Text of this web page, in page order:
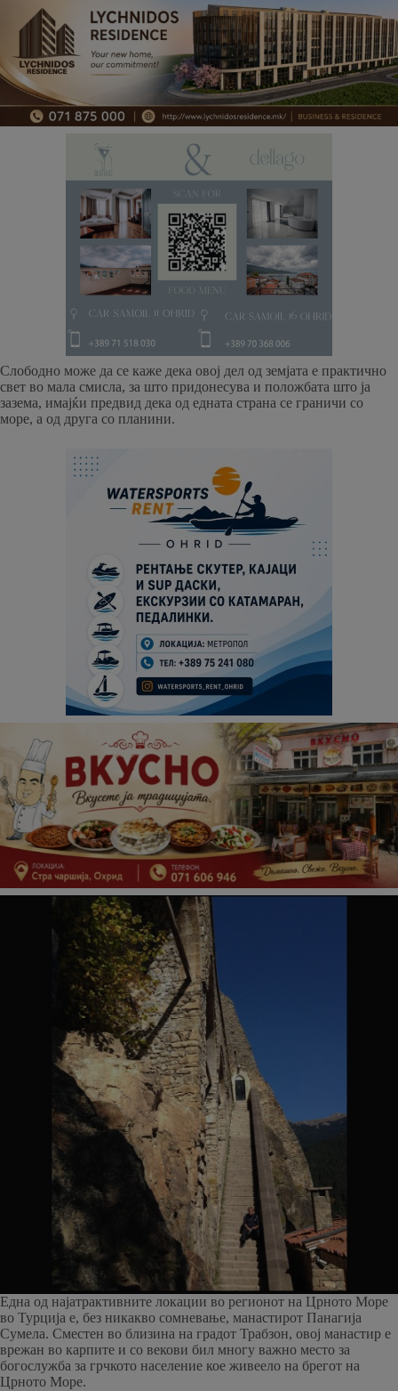
Слободно може да се каже дека овој дел од земјата е практично
свет во мала смисла, за што придонесува и положбата што ја
зазема, имајќи предвид дека од едната страна се граничи со
море, а од друга со планини.
Една од најатрактивните локации во регионот на Црното Море
во Турција е, без никакво сомневање, манастирот Панагија
Сумела. Сместен во близина на градот Трабзон, овој манастир е
врежан во карпите и со векови бил многу важно место за
богослужба за грчкото население кое живеело на брегот на
Црното Море.